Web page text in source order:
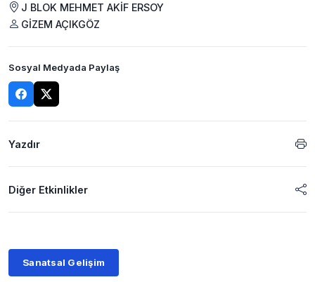
J BLOK MEHMET AKİF ERSOY
GİZEM AÇIKGÖZ
Sosyal Medyada Paylaş
Yazdır
Diğer Etkinlikler
Sanatsal Gelişim